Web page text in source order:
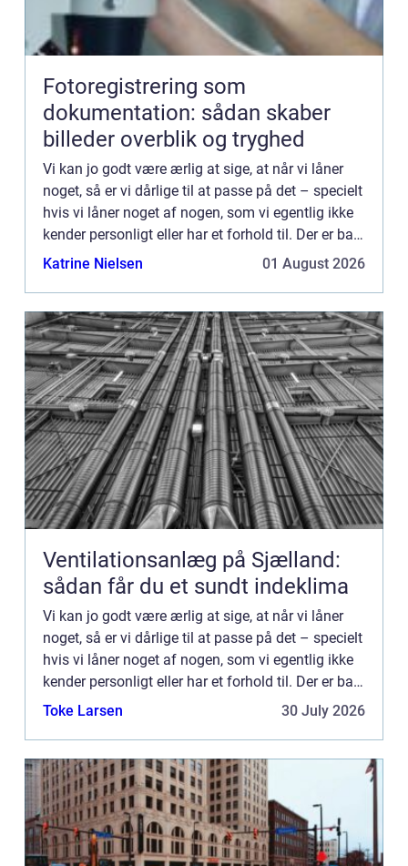
Fotoregistrering som
dokumentation: sådan skaber
billeder overblik og tryghed
Vi kan jo godt være ærlig at sige, at når vi låner
noget, så er vi dårlige til at passe på det – specielt
hvis vi låner noget af nogen, som vi egentlig ikke
kender personligt eller har et forhold til. Der er bare
noget ved, at man godt ved, at ...
Katrine Nielsen 01 August 2026
Ventilationsanlæg på Sjælland:
sådan får du et sundt indeklima
Vi kan jo godt være ærlig at sige, at når vi låner
noget, så er vi dårlige til at passe på det – specielt
hvis vi låner noget af nogen, som vi egentlig ikke
kender personligt eller har et forhold til. Der er bare
noget ved, at man godt ved, at ...
Toke Larsen 30 July 2026